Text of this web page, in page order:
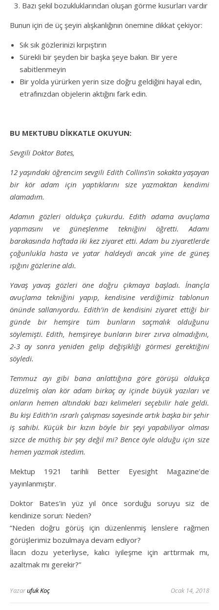
Bazı şekil bozukluklarından oluşan görme kusurları vardır
Bunun için de üç şeyin alışkanlığının önemine dikkat çekiyor:
Sık sık gözlerinizi kırpıştırın
Sürekli bir şeyden bir başka şeye bakın. Bir yere
sabitlenmeyin
Bir yolda yürürken yerin size doğru geldiğini hayal edin,
etrafınızdan objelerin aktığını fark edin.
BU MEKTUBU DİKKATLE OKUYUN:
Sevgili Doktor Bates,
12 yaşındaki öğrencim sevgili Edith Collins’in sokakta yaşayan
bir kör adam için yaptıklarını size yazmaktan kendimi
alamadım.
Adamın gözleri oldukça çukurdu. Edith adama avuçlama
yapmasını ve güneşlenme tekniğini öğretti. Adamı
barakasında haftada iki kez ziyaret etti. Adam bu ziyaretlerde
çoğunlukla hasta ve yatar haldeydi ancak yine de güneş
ışığını gözlerine aldı.
Yavaş yavaş gözleri öne doğru çıkmaya başladı. İnançla
avuçlama tekniğini yapıp, kendisine verdiğimiz tablonun
önünde sallanıyordu. Edith’in de kendisini ziyaret ettiği bir
günde bir hemşire tüm bunların saçmalık olduğunu
söylemişti. Edith, hemşireye bunların birer zırva olmadığını,
2-3 ay sonra yeniden gelip değişikliği görmesi gerektiğini
söyledi.
Temmuz ayı gibi bana anlattığına göre görüşü oldukça
düzelmiş olan kör adam birkaç ay içinde büyük yazıları ve
onların hemen altındaki bazı kelimeleri seçebilir hale geldi.
Bu kişi Edith’in ısrarlı çalışması sayesinde artık başka bir şehir
iş sahibi. Küçük bir kızın böyle bir şeyi yapabiliyor olması
sizce de müthiş bir şey değil mi? Bence öyle olduğu için size
hemen yazmak istedim.
Mektup 1921 tarihli Better Eyesight Magazine’de
yayınlanmıştır.
Doktor Bates’in yüz yıl önce sorduğu soruyu siz de
kendinize sorun: Neden?
“Neden doğru görüş için düzenlenmiş lenslere rağmen
görüşlerimiz bozulmaya devam ediyor?
İlacın dozu yeterliyse, kalıcı iyileşme için arttırmak mı,
azaltmak mı gerekir?”
Yazarufuk Koç Ocak 14, 2018